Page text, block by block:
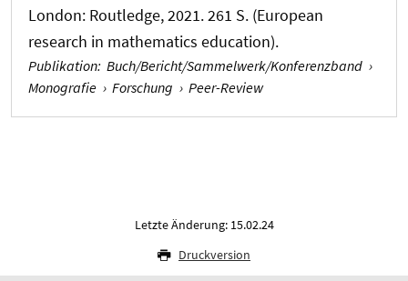
London: Routledge, 2021. 261 S. (European
research in mathematics education).
Publikation: Buch/Bericht/Sammelwerk/Konferenzband ›
Monografie › Forschung › Peer-Review
Letzte Änderung: 15.02.24
Druckversion